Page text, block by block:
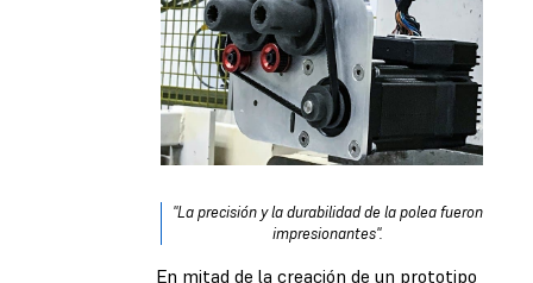
"La precisión y la durabilidad de la polea fueron
impresionantes".
En mitad de la creación de un prototipo